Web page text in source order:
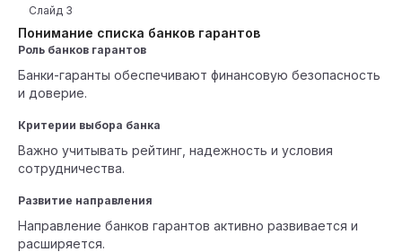
Понимание списка банков гарантов
Слайд 3
Роль банков гарантов
Банки-гаранты обеспечивают финансовую безопасность
и доверие.
Критерии выбора банка
Важно учитывать рейтинг, надежность и условия
сотрудничества.
Развитие направления
Направление банков гарантов активно развивается и
расширяется.